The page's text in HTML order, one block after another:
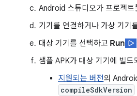
Android 스튜디오가 프로젝
기기를 연결하거나 가상 기기
대상 기기를 선택하고 Run
샘플 APK가 대상 기기에 빌
지원되는 버전의
compileSdkVersion